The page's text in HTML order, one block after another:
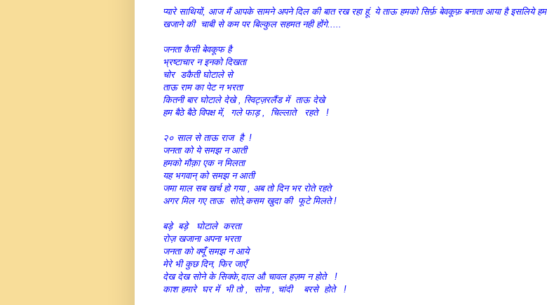
प्यारे साथियों, आज मैं आपके सामने अपने दिल की बात रख रहा हूं. ये ताऊ हमको सिर्फ़ बेवकूफ़ बनाता आया है इसलिये हम
खजाने की चाबी से कम पर बिल्कुल सहमत नही होंगे.....
जनता कैसी बेवकूफ है
भ्रष्टाचार न इनको दिखता
चोर डकैती घोटाले से
ताऊ राम का पेट न भरता
कितनी बार घोटाले देखे , स्विट्ज़रलैंड में ताऊ देखे
हम बैठे बैठे विपक्ष में, गले फाड़ , चिल्लाते रहते !
२० साल से ताऊ राज है !
जनता को ये समझ न आती
हमको मौक़ा एक न मिलता
यह भगवान् को समझ न आती
जमा माल सब खर्च हो गया , अब तो दिन भर रोते रहते
अगर मिल गए ताऊ सोते,कसम खुदा की फूटे मिलते !
बड़े बड़े घोटाले करता
रोज़ खजाना अपना भरता
जनता को क्यूँ समझ न आये
मेरे भी कुछ दिन, फिर जाएँ
देख देख सोने के सिक्के,दाल औ चावल हज़म न होते !
काश हमारे घर में भी तो , सोना , चांदी बरसे होते !